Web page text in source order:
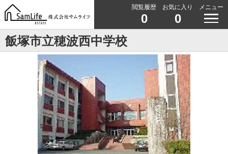
閲覧履歴
0
お気に入り
0
メニュー
飯塚市立穂波西中学校